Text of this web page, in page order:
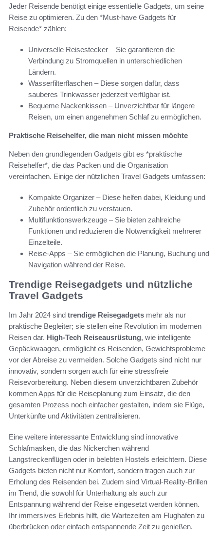
Jeder Reisende benötigt einige essentielle Gadgets, um seine
Reise zu optimieren. Zu den *Must-have Gadgets für
Reisende* zählen:
Universelle Reisestecker – Sie garantieren die
Verbindung zu Stromquellen in unterschiedlichen
Ländern.
Wasserfilterflaschen – Diese sorgen dafür, dass
sauberes Trinkwasser jederzeit verfügbar ist.
Bequeme Nackenkissen – Unverzichtbar für längere
Reisen, um einen angenehmen Schlaf zu ermöglichen.
Praktische Reisehelfer, die man nicht missen möchte
Neben den grundlegenden Gadgets gibt es *praktische
Reisehelfer*, die das Packen und die Organisation
vereinfachen. Einige der nützlichen Travel Gadgets umfassen:
Kompakte Organizer – Diese helfen dabei, Kleidung und
Zubehör ordentlich zu verstauen.
Multifunktionswerkzeuge – Sie bieten zahlreiche
Funktionen und reduzieren die Notwendigkeit mehrerer
Einzelteile.
Reise-Apps – Sie ermöglichen die Planung, Buchung und
Navigation während der Reise.
Trendige Reisegadgets und nützliche
Travel Gadgets
Im Jahr 2024 sind trendige Reisegadgets mehr als nur
praktische Begleiter; sie stellen eine Revolution im modernen
Reisen dar. High-Tech Reiseausrüstung, wie intelligente
Gepäckwaagen, ermöglicht es Reisenden, Gewichtsprobleme
vor der Abreise zu vermeiden. Solche Gadgets sind nicht nur
innovativ, sondern sorgen auch für eine stressfreie
Reisevorbereitung. Neben diesem unverzichtbaren Zubehör
kommen Apps für die Reiseplanung zum Einsatz, die den
gesamten Prozess noch einfacher gestalten, indem sie Flüge,
Unterkünfte und Aktivitäten zentralisieren.
Eine weitere interessante Entwicklung sind innovative
Schlafmasken, die das Nickerchen während
Langstreckenflügen oder in belebten Hostels erleichtern. Diese
Gadgets bieten nicht nur Komfort, sondern tragen auch zur
Erholung des Reisenden bei. Zudem sind Virtual-Reality-Brillen
im Trend, die sowohl für Unterhaltung als auch zur
Entspannung während der Reise eingesetzt werden können.
Ihr immersives Erlebnis hilft, die Wartezeiten am Flughafen zu
überbrücken oder einfach entspannende Zeit zu genießen.